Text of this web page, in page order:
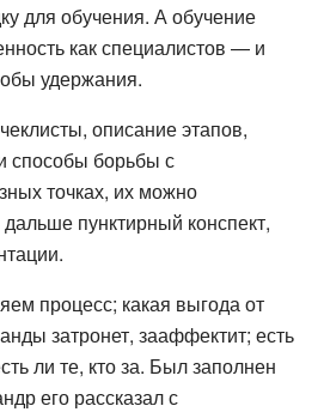
для обучения. А обучение
как специалистов — и
удержания.
описание этапов,
способы борьбы с
точках, их можно
пунктирный конспект,
процесс; какая выгода от
затронет, зааффектит; есть
ли те, кто за. Был заполнен
его рассказал с